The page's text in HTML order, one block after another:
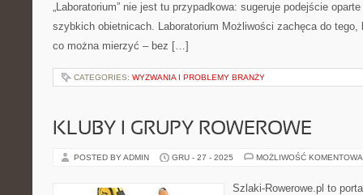
„Laboratorium” nie jest tu przypadkowa: sugeruje podejście
szybkich obietnicach. Laboratorium Możliwości zachęca do
co można mierzyć – bez […]
CATEGORIES: WYZWANIA I PROBLEMY BRANŻY
KLUBY I GRUPY ROWEROWE
POSTED BY ADMIN GRU - 27 - 2025 MOŻLIWOŚĆ
Szlaki-Rowerowe.pl to